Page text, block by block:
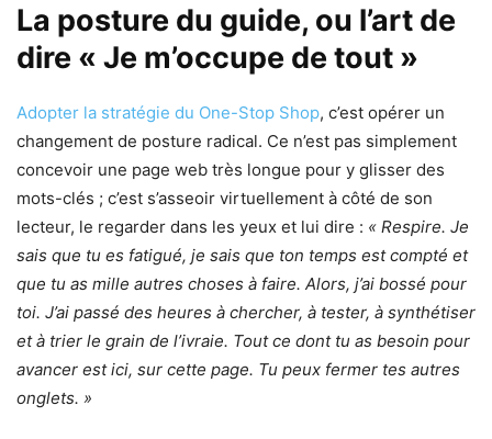
La posture du guide, ou l’art de
dire « Je m’occupe de tout »
Adopter la stratégie du One-Stop Shop, c’est opérer un
changement de posture radical. Ce n’est pas simplement
concevoir une page web très longue pour y glisser des
mots-clés ; c’est s’asseoir virtuellement à côté de son
lecteur, le regarder dans les yeux et lui dire : « Respire. Je
sais que tu es fatigué, je sais que ton temps est compté et
que tu as mille autres choses à faire. Alors, j’ai bossé pour
toi. J’ai passé des heures à chercher, à tester, à synthétiser
et à trier le grain de l’ivraie. Tout ce dont tu as besoin pour
avancer est ici, sur cette page. Tu peux fermer tes autres
onglets. »